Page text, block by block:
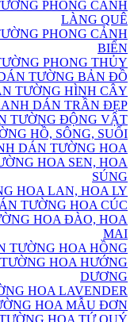
PHONG CẢNH
LÀNG QUÊ
PHONG CẢNH
BIỂN
PHONG THỦY
TƯỜNG BẢN ĐỒ
TƯỜNG HÌNH CÂY
DÁN TRẦN ĐẸP
TƯỜNG ĐỘNG VẬT
HỒ, SÔNG, SUỐI
DÁN TƯỜNG HOA
HOA SEN, HOA
SÚNG
HOA LAN, HOA LY
TƯỜNG HOA CÚC
HOA ĐÀO, HOA
MAI
TƯỜNG HOA HỒNG
HOA HƯỚNG
DƯƠNG
HOA LAVENDER
HOA MẪU ĐƠN
HOA TỨ QUÝ